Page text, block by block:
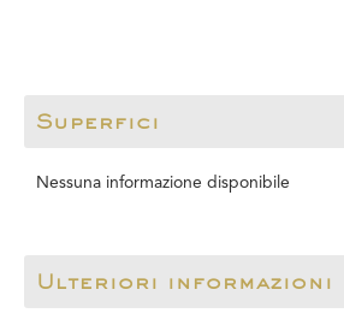
Superfici
Nessuna informazione disponibile
Ulteriori informazioni